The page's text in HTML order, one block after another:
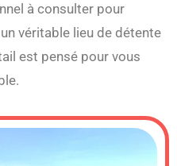
à consulter pour
véritable lieu de détente
est pensé pour vous